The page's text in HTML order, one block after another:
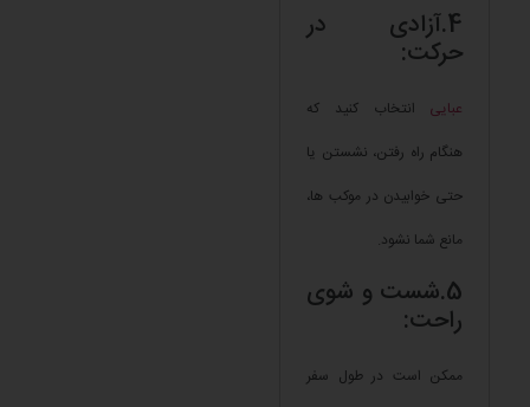
4.آزادی در
حرکت:
عبایی انتخاب کنید که
هنگام راه رفتن، نشستن یا
حتی خوابیدن در موکب ها،
مانع شما نشود.
5.شست و شوی
راحت:
ممکن است در طول سفر